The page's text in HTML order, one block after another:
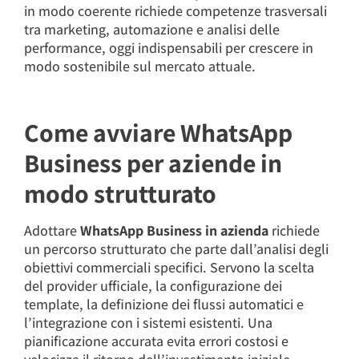
in modo coerente richiede competenze trasversali
tra marketing, automazione e analisi delle
performance, oggi indispensabili per crescere in
modo sostenibile sul mercato attuale.
Come avviare WhatsApp
Business per aziende in
modo strutturato
AdottareWhatsApp Business in azienda richiede
un percorso strutturato che parte dall’analisi degli
obiettivi commerciali specifici. Servono la scelta
del provider ufficiale, la configurazione dei
template, la definizione dei flussi automatici e
l’integrazione con i sistemi esistenti. Una
pianificazione accurata evita errori costosi e